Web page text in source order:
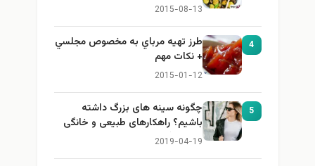
2015-08-13
4
طرز تهيه مرباي به مخصوص مجلسي
+ نكات مهم
2015-01-12
5
چگونه سینه های بزرگ داشته
باشیم؟ راهکارهای طبیعی و خانگی
برای بزرگ کردن سینه
2019-04-19